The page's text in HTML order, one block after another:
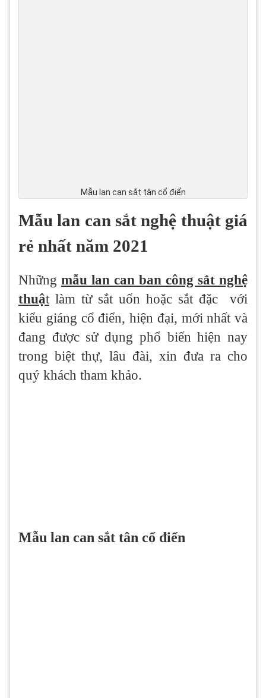
Mẫu lan can sắt tân cổ điển
Mẫu lan can sắt nghệ thuật giá
rẻ nhất năm 2021
Những mẫu lan can ban công sắt nghệ
thuậtlàm từ sắt uốn hoặc sắt đặc với
kiểu giáng cổ điển, hiện đại, mới nhất và
đang được sử dụng phổ biến hiện nay
trong biệt thự, lâu đài, xin đưa ra cho
quý khách tham khảo.
Mẫu lan can sắt tân cổ điển